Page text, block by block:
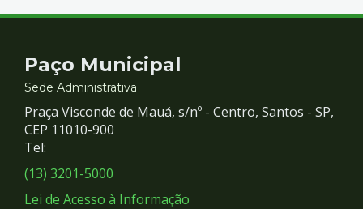
Contato
e
Redes
Sociais
Paço Municipal
Sede Administrativa
Praça Visconde de Mauá, s/nº - Centro, Santos - SP,
CEP 11010-900
Tel:
(13) 3201-5000
Lei de Acesso à Informação